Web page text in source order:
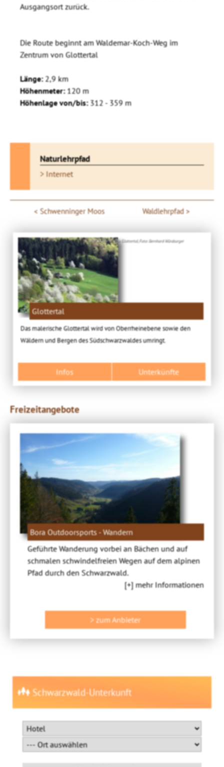
Ausgangsort zurück.
Die Route beginnt am Waldemar-Koch-Weg im
Zentrum von Glottertal
Länge:2,9 km
Höhenmeter:120 m
Höhenlage von/bis:312 - 359 m
Naturlehrpfad
> Internet
Schwenninger Moos Waldlehrpfad
Bild: © Tourist-Info Glottertal, Foto: Bernhard Würzburger
Glottertal
Das malerische Glottertal wird von Oberrheinebene sowie den
Wäldern und Bergen des Südschwarzwaldes umringt.
Infos Unterkünfte
Freizeitangebote
Bora Outdoorsports - Wandern
Geführte Wanderung vorbei an Bächen und auf
schmalen schwindelfreien Wegen auf dem alpinen
Pfad durch den Schwarzwald.
[+] mehr Informationen
> zum Anbieter
Schwarzwald-Unterkunft